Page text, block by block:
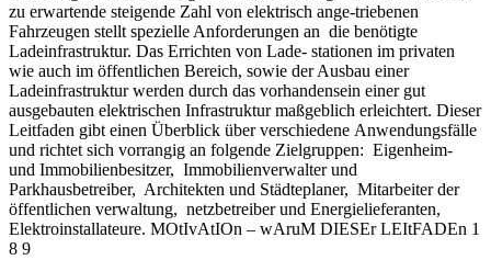
zu erwartende steigende Zahl von elektrisch ange-triebenen
Fahrzeugen stellt spezielle Anforderungen an die benötigte
Ladeinfrastruktur. Das Errichten von Lade- stationen im privaten
wie auch im öffentlichen Bereich, sowie der Ausbau einer
Ladeinfrastruktur werden durch das vorhandensein einer gut
ausgebauten elektrischen Infrastruktur maßgeblich erleichtert. Dieser
Leitfaden gibt einen Überblick über verschiedene Anwendungsfälle
und richtet sich vorrangig an folgende Zielgruppen: Eigenheim-
und Immobilienbesitzer, Immobilienverwalter und
Parkhausbetreiber, Architekten und Städteplaner, Mitarbeiter der
öffentlichen verwaltung, netzbetreiber und Energielieferanten,
Elektroinstallateure. MOtIvAtIOn – wAruM DIESEr LEItFADEn 1
8 9